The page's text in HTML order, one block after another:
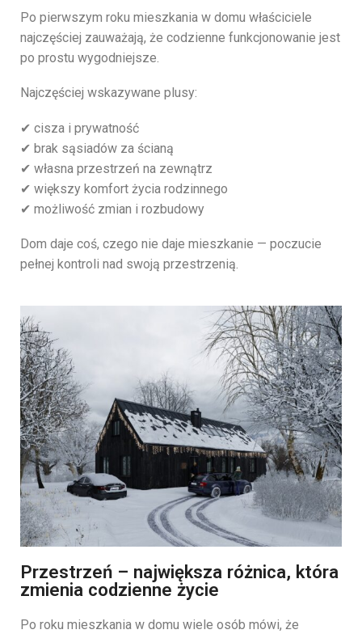
Po pierwszym roku mieszkania w domu właściciele
najczęściej zauważają, że codzienne funkcjonowanie jest
po prostu wygodniejsze.
Najczęściej wskazywane plusy:
✔ cisza i prywatność
✔ brak sąsiadów za ścianą
✔ własna przestrzeń na zewnątrz
✔ większy komfort życia rodzinnego
✔ możliwość zmian i rozbudowy
Dom daje coś, czego nie daje mieszkanie — poczucie
pełnej kontroli nad swoją przestrzenią.
Przestrzeń – największa różnica, która
zmienia codzienne życie
Po roku mieszkania w domu wiele osób mówi, że